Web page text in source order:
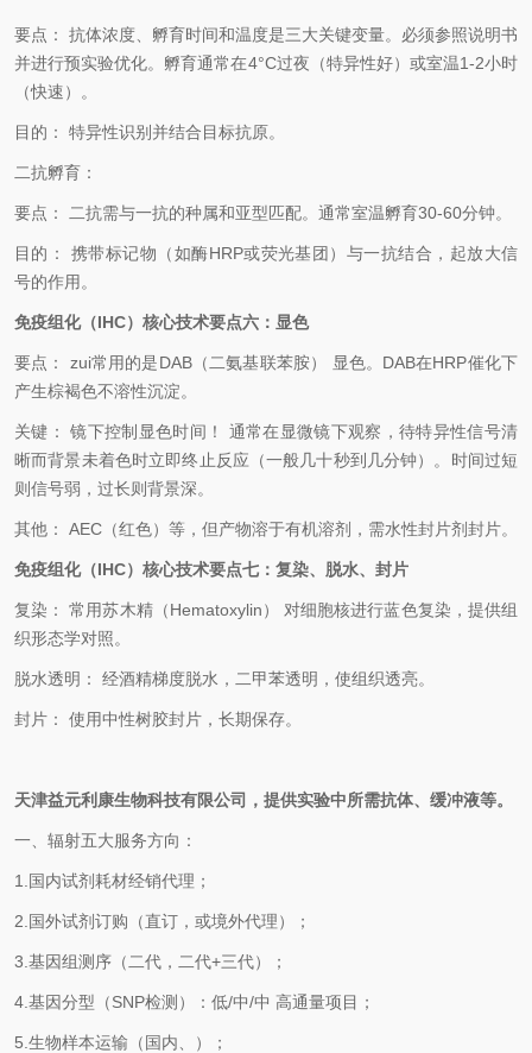
要点：
抗体浓度、孵育时间和温度是三大关键变量。必须参照说明书
并进行预实验优化。孵育通常在4°C过夜（特异性好）或室温1-2小时
（快速）。
目的： 特异性识别并结合目标抗原。
二抗孵育：
要点： 二抗需与一抗的种属和亚型匹配。通常室温孵育30-60分钟。
目的： 携带标记物（如酶HRP或荧光基团）与一抗结合，起放大信
号的作用。
免疫组化（IHC）核心技术要点六： 显色
要点： zui常用的是DAB（二氨基联苯胺） 显色。 DAB在HRP催化下
产生棕褐色不溶性沉淀。
关键： 镜下控制显色时间！
通常在显微镜下观察，待特异性信号清
晰而背景未着色时立即终止反应（一般几十秒到几分钟）。时间过短
则信号弱，过长则背景深。
其他： AEC （红色）等，但产物溶于有机溶剂，需水性封片剂封片。
免疫组化（IHC）核心技术要点七： 复染、脱水、封片
复染： 常用苏木精（Hematoxylin）
对细胞核进行蓝色复染，提供组
织形态学对照。
脱水透明： 经酒精梯度脱水，二甲苯透明，使组织透亮。
封片： 使用中性树胶封片，长期保存。
天津益元利康生物科技有限公司 ，提供实验中所需抗体、缓冲液等。
一、辐射五大服务方向：
1. 国内试剂耗材经销代理；
2. 国外试剂订购（直订，或境外代理）；
3. 基因组测序（二代，二代+三代）；
4. 基因分型（SNP检测）：低/中/中 高通量项目；
5. 生物样本运输（国内、）；